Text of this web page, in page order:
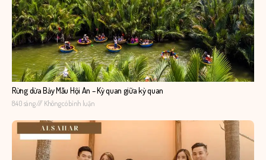
Rừng dừa Bảy Mẫu Hội An – Kỳ quan giữa kỳ quan
8:40 sáng Không có bình luận